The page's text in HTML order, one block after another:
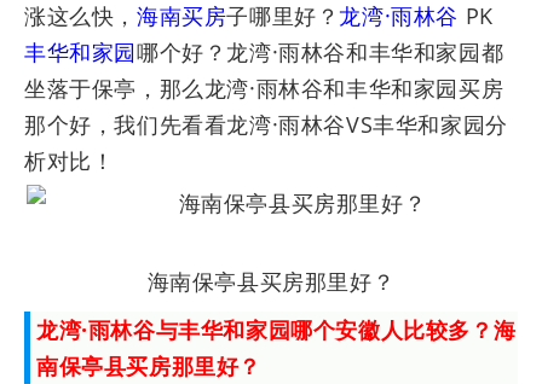
涨这么快， 海南买房子哪里好？ 龙湾·雨林谷 PK
丰华和家园哪个好？龙湾·雨林谷和丰华和家园都
坐落于保亭，那么龙湾·雨林谷和丰华和家园买房
那个好，我们先看看龙湾·雨林谷VS丰华和家园分
析对比！
海南保亭县买房那里好？
龙湾·雨林谷与丰华和家园哪个安徽人比较多？海
南保亭县买房那里好？